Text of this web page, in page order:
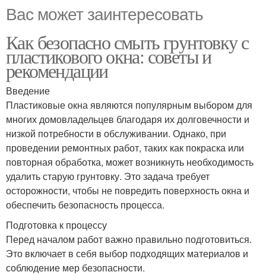
Вас может заинтересовать
Как безопасно смыть грунтовку с
пластикового окна: советы и
рекомендации
Введение
Пластиковые окна являются популярным выбором для
многих домовладельцев благодаря их долговечности и
низкой потребности в обслуживании. Однако, при
проведении ремонтных работ, таких как покраска или
повторная обработка, может возникнуть необходимость
удалить старую грунтовку. Это задача требует
осторожности, чтобы не повредить поверхность окна и
обеспечить безопасность процесса.
Подготовка к процессу
Перед началом работ важно правильно подготовиться.
Это включает в себя выбор подходящих материалов и
соблюдение мер безопасности.